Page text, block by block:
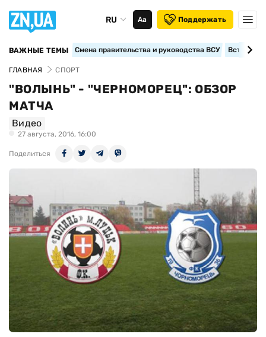
RU Аа Поддержать
ВАЖНЫЕ ТЕМЫ Смена правительства и руководства ВСУ
ГЛАВНАЯ СПОРТ
"ВОЛЫНЬ" - "ЧЕРНОМОРЕЦ": ОБЗОР
МАТЧА
Видео
27 августа, 2016, 16:00
Поделиться